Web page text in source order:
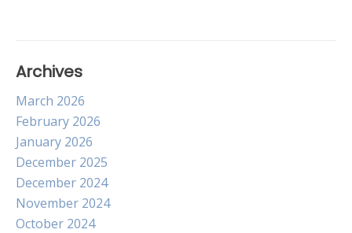
Archives
March 2026
February 2026
January 2026
December 2025
December 2024
November 2024
October 2024